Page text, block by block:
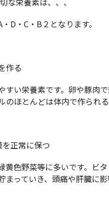
D・C・B２となります。
作る
い栄養素です。卵や豚肉
のほとんどは体内で作られ
正常に保つ
色野菜等に多いです。ビ
まっていき、頭痛や肝臓に